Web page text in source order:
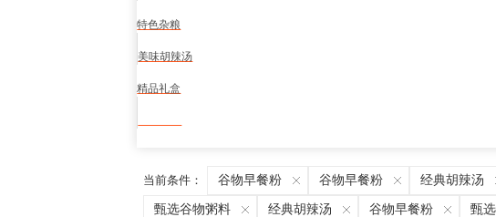
特色杂粮
美味胡辣汤
精品礼盒
当前条件： 谷物早餐粉 谷物早餐粉 经典胡辣汤
甄选谷物粥料 经典胡辣汤 谷物早餐粉 甄